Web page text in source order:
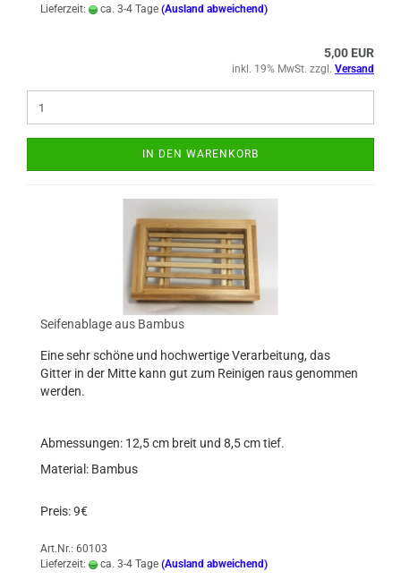
Lieferzeit: ca. 3-4 Tage (Ausland abweichend)
5,00 EUR
inkl. 19% MwSt. zzgl. Versand
IN DEN WARENKORB
Seifenablage aus Bambus
Eine sehr schöne und hochwertige Verarbeitung, das
Gitter in der Mitte kann gut zum Reinigen raus genommen
werden.
Abmessungen: 12,5 cm breit und 8,5 cm tief.
Material: Bambus
Preis: 9€
Art.Nr.: 60103
Lieferzeit:
ca. 3-4 Tage (Ausland abweichend)